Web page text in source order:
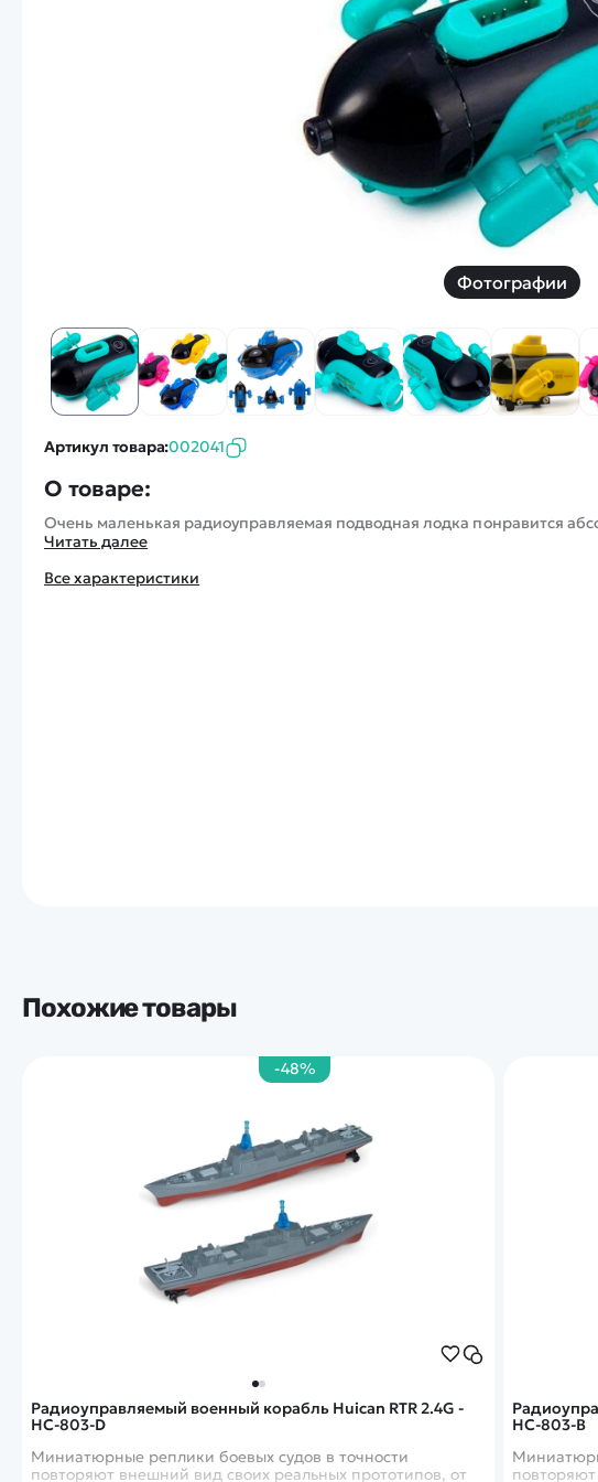
Дроны с 4k камерой
Скоростной катер
Вертолетик для детей ну пульте
Машины 1 к 10
Скидки
Смотреть
Фотографии
Артикул товара:002041
О товаре:
Очень маленькая радиоуправляемая подводная лодка понравится
Читать далее
Все характеристики
Похожие товары
-48%
Радиоуправляемый военный корабль Huican RTR 2.4G -
HC-803-D
Миниатюрные реплики боевых судов в точности
повторяют внешний вид своих реальных прототипов, от
HC-803-B
Наши